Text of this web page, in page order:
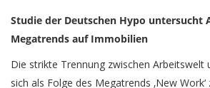
Studie der Deutschen Hypo untersucht
Megatrends auf Immobilien
Die strikte Trennung zwischen Arbeitswelt
sich als Folge des Megatrends ‚New